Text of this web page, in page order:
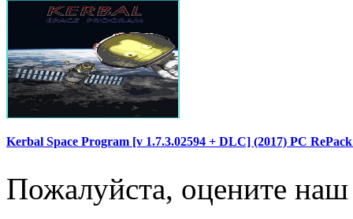
Kerbal Space Program [v 1.7.3.02594 + DLC] (2017) PC
Пожалуйста, оцените наш